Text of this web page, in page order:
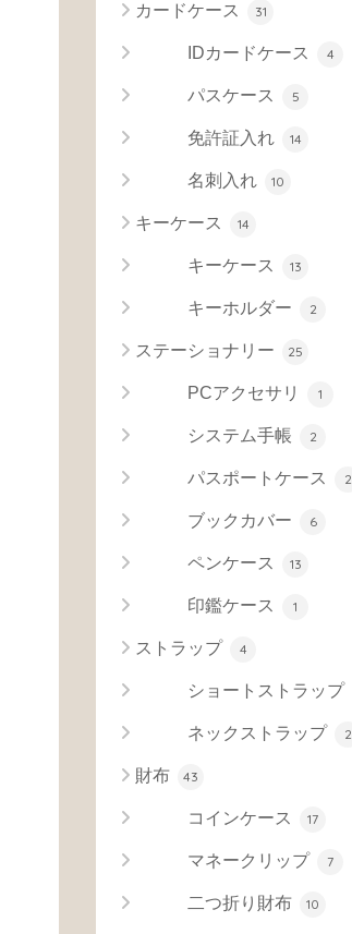
カードケース 31
IDカードケース 4
パスケース 5
免許証入れ 14
名刺入れ 10
キーケース 14
キーケース 13
キーホルダー 2
ステーショナリー 25
PCアクセサリ 1
システム手帳 2
パスポートケース 2
ブックカバー 6
ペンケース 13
印鑑ケース 1
ストラップ 4
ショートストラップ
ネックストラップ 2
財布 43
コインケース 17
マネークリップ 7
二つ折り財布 10